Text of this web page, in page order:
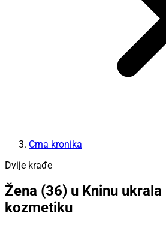
Crna kronika
Dvije krađe
Žena (36) u Kninu
kozmetiku